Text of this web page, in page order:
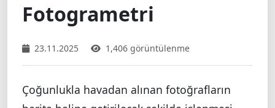
Fotogrametri
23.11.2025 1,406 görüntülenme
Çoğunlukla havadan alınan fotoğrafların